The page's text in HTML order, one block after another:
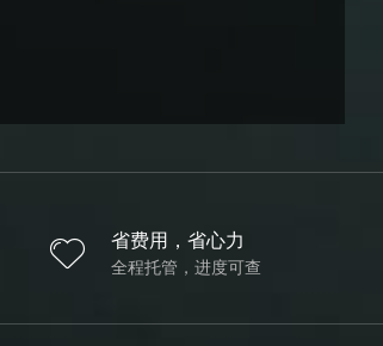
省费用，省心力
全程托管，进度可查